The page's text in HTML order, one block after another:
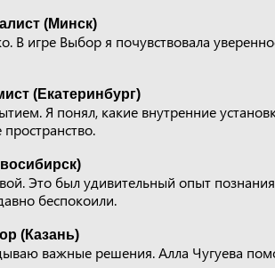
(Минск)
В игре Выбор я почувствовала
(Екатеринбург)
Я понял, какие внутренние
Это был удивительный опыт
беспокоили.
(Казань)
важные решения. Алла Чугуева